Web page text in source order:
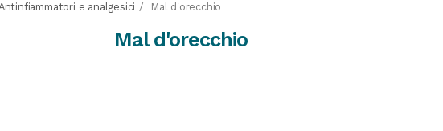
e analgesici Mal d'orecchio
Mal d'orecchio